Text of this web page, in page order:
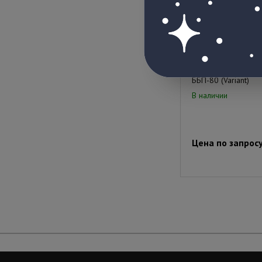
ББП-80 (Variant)
В наличии
Цена по